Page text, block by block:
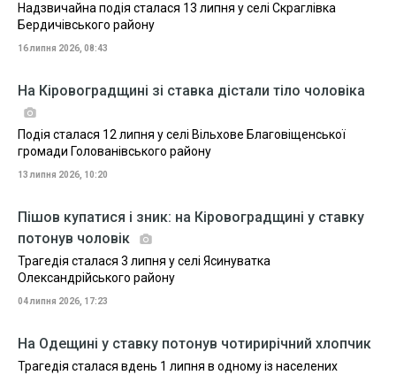
Надзвичайна подія сталася 13 липня у селі Скраглівка
Бердичівського району
16 липня 2026, 08:43
На Кіровоградщині зі ставка дістали тіло чоловіка
Подія сталася 12 липня у селі Вільхове Благовіщенської
громади Голованівського району
13 липня 2026, 10:20
Пішов купатися і зник: на Кіровоградщині у ставку
потонув чоловік
Трагедія сталася 3 липня у селі Ясинуватка
Олександрійського району
04 липня 2026, 17:23
На Одещині у ставку потонув чотирирічний хлопчик
Трагедія сталася вдень 1 липня в одному із населених